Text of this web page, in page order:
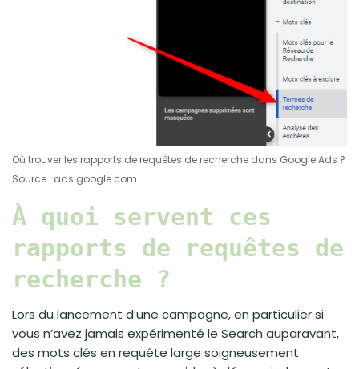
Où trouver les rapports de requêtes de recherche dans Google Ads ?
Source : ads.google.com
À quoi servent ces
rapports de requêtes de
recherche ?
Lors du lancement d’une campagne, en particulier si
vous n’avez jamais expérimenté le Search auparavant,
des mots clés en requête large soigneusement